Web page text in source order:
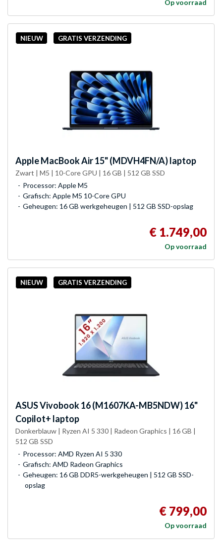
Op voorraad
NIEUW GRATIS VERZENDING
AppleMacBook Air 15" (MDVH4FN/A) laptop
Zwart | M5 | 10-Core GPU | 16 GB | 512 GB SSD
Processor: Apple M5
Grafisch: Apple M5 10-Core GPU
Geheugen: 16 GB werkgeheugen | 512 GB SSD-opslag
€ 1.749,00
Op voorraad
NIEUW GRATIS VERZENDING
ASUSVivobook 16 (M1607KA-MB5NDW) 16"
Copilot+ laptop
Donkerblauw | Ryzen AI 5 330 | Radeon Graphics | 16 GB |
512 GB SSD
Processor: AMD Ryzen AI 5 330
Grafisch: AMD Radeon Graphics
Geheugen: 16 GB DDR5-werkgeheugen | 512 GB SSD-
opslag
€ 799,00
Op voorraad